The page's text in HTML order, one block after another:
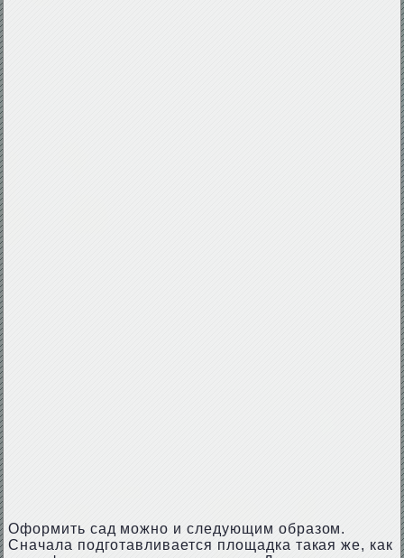
Оформить сад можно и следующим образом.
Сначала подготавливается площадка такая же, как